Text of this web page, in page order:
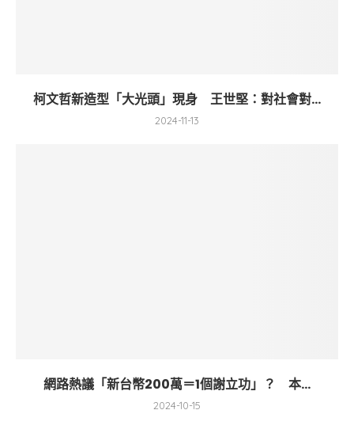
柯文哲新造型「大光頭」現身 王世堅：對社會對...
2024-11-13
網路熱議「新台幣200萬＝1個謝立功」？ 本...
2024-10-15